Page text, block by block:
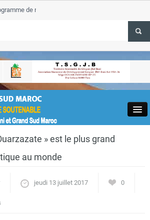
rehabilitation post-inondations
renforce l’aerien a Dakhla et
Tata
: Transavia renforce les vols Paris-
» est le plus grand
au monde
jeudi 13 juillet 2017 0